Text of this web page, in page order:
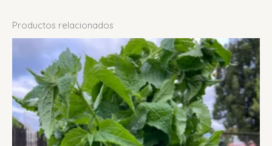
Productos relacionados